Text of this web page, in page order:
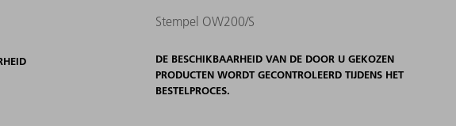
Stempel OW200/S
DE BESCHIKBAARHEID VAN DE DOOR U GEKOZEN
PRODUCTEN WORDT GECONTROLEERD TIJDENS HET
BESTELPROCES.